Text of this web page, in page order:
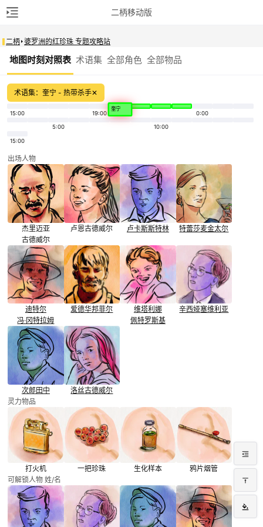
二柄移动版
二柄 婆罗洲的红珍珠 专题攻略站
地图时刻对照表 术语集 全部角色 全部物品
术语集：奎宁 - 热带杀手✕
15:00 19:00
奎宁
0:00
5:00 10:00
15:00
出场人物
杰里迈亚
古德威尔
卢恩古德威尔 卢卡斯斯特林 特蕾莎麦金太尔
迪特尔
冯·冈特拉姆
爱德华邦菲尔
维塔利娜
佩特罗斯基
辛西娅塞维利亚
次郎田中 洛丝古德威尔
灵力物品
打火机 一把珍珠 生化样本
鸦片烟管
可解锁人物 姓/名